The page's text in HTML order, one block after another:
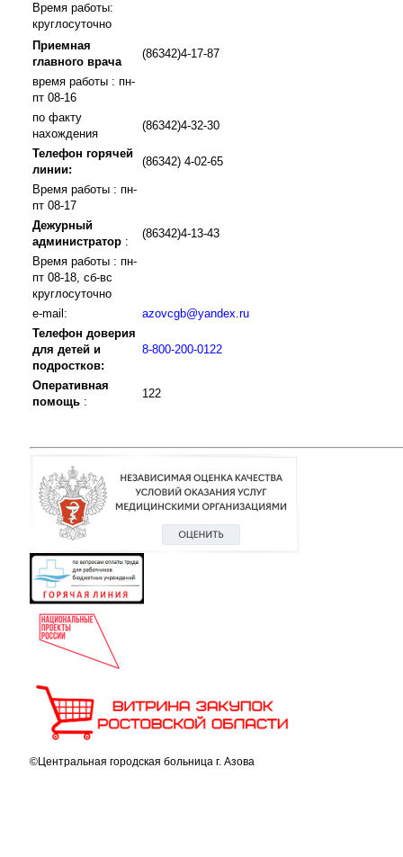
Время работы:
круглосуточно
Приемная
главного врача
(86342)4-17-87
время работы : пн-
пт 08-16
по факту
нахождения
(86342)4-32-30
Телефон горячей
линии:
(86342) 4-02-65
Время работы : пн-
пт 08-17
Дежурный
администратор :
(86342)4-13-43
Время работы : пн-
пт 08-18, сб-вс
круглосуточно
e-mail:
azovcgb@yandex.ru
Телефон доверия
для детей и
подростков:
8-800-200-0122
Оперативная
помощь :
122
©Центральная городская больница г. Азова